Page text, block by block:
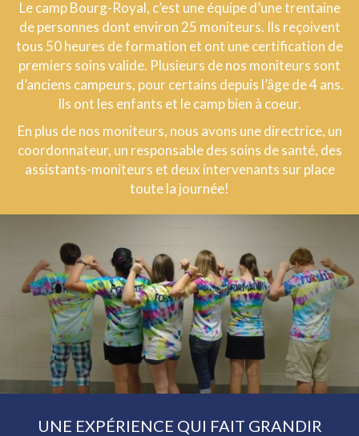
Le camp Bourg-Royal, c’est une équipe d’une trentaine
de personnes dont environ 25 moniteurs. Ils reçoivent
tous 50 heures de formation et ont une certification de
premiers soins valide. Plusieurs de nos moniteurs sont
d’anciens campeurs, pour certains depuis l’âge de 4 ans.
Ils ont les enfants et le camp bien à coeur.
En plus de nos moniteurs, nous avons une directrice, un
coordonnateur, un responsable des soins de santé, des
assistants-moniteurs et deux intervenants sur place
toute la journée!
UNE EXPÉRIENCE QUI FAIT GRANDIR